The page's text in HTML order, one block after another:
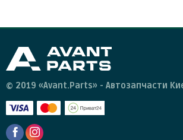
© 2019 «Avant.Parts» - Автозапчасти